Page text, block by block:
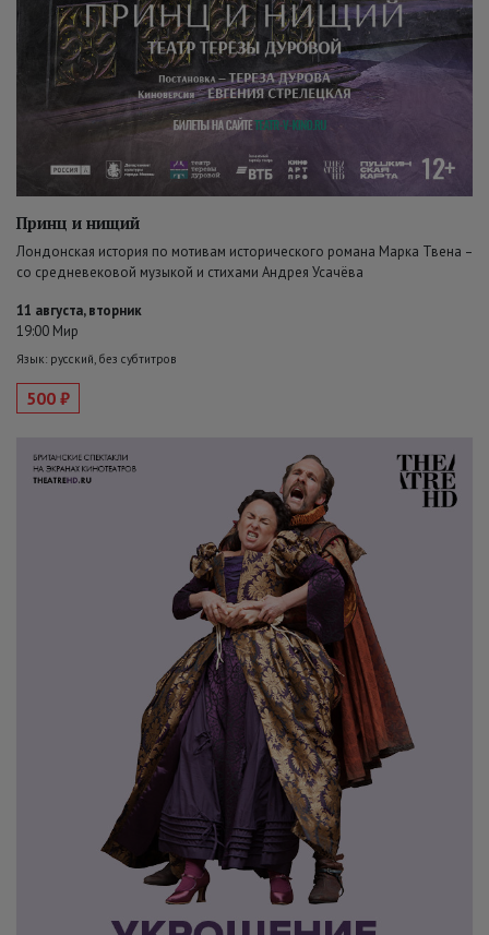
Принц и нищий
Лондонская история по мотивам исторического романа Марка Твена –
со средневековой музыкой и стихами Андрея Усачёва
11 августа, вторник
19:00 Мир
Язык: русский, без субтитров
500 ₽